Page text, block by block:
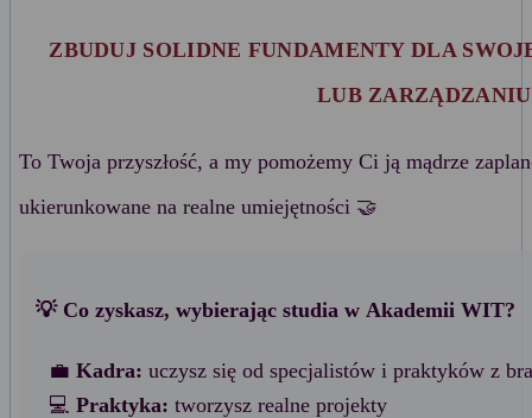
ZBUDUJ SOLIDNE FUNDAMENTY DLA
LUB
To Twoja przyszłość, a my pomożemy Ci ją mądrze
ukierunkowane na realne umiejętności 🤝
💡 Co zyskasz, wybierając studia w Akademii WIT?
💼 Kadra: uczysz się od specjalistów i praktyków z
💻 Praktyka: tworzysz realne projekty